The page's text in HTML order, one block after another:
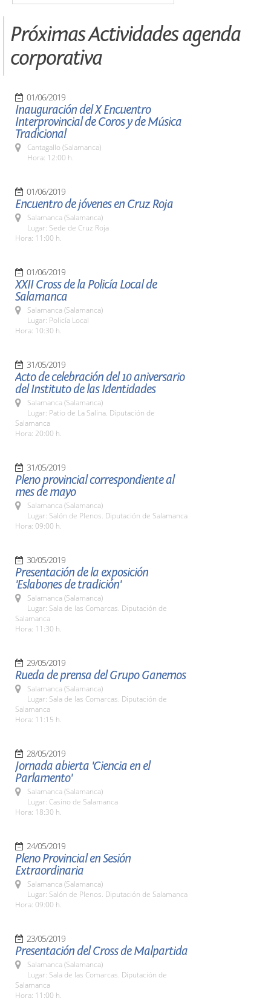
Próximas Actividades agenda
corporativa
01/06/2019
Inauguración del X Encuentro
Interprovincial de Coros y de Música
Tradicional
Cantagallo (Salamanca)
Hora: 12:00 h.
01/06/2019
Encuentro de jóvenes en Cruz Roja
Salamanca (Salamanca)
Lugar: Sede de Cruz Roja
Hora: 11:00 h.
01/06/2019
XXII Cross de la Policía Local de
Salamanca
Salamanca (Salamanca)
Lugar: Policía Local
Hora: 10:30 h.
31/05/2019
Acto de celebración del 10 aniversario
del Instituto de las Identidades
Salamanca (Salamanca)
Lugar: Patio de La Salina. Diputación de
Salamanca
Hora: 20:00 h.
31/05/2019
Pleno provincial correspondiente al
mes de mayo
Salamanca (Salamanca)
Lugar: Salón de Plenos. Diputación de Salamanca
Hora: 09:00 h.
30/05/2019
Presentación de la exposición
'Eslabones de tradición'
Salamanca (Salamanca)
Lugar: Sala de las Comarcas. Diputación de
Salamanca
Hora: 11:30 h.
29/05/2019
Rueda de prensa del Grupo Ganemos
Salamanca (Salamanca)
Lugar: Sala de las Comarcas. Diputación de
Salamanca
Hora: 11:15 h.
28/05/2019
Jornada abierta 'Ciencia en el
Parlamento'
Salamanca (Salamanca)
Lugar: Casino de Salamanca
Hora: 18:30 h.
24/05/2019
Pleno Provincial en Sesión
Extraordinaria
Salamanca (Salamanca)
Lugar: Salón de Plenos. Diputación de Salamanca
Hora: 09:00 h.
23/05/2019
Presentación del Cross de Malpartida
Salamanca (Salamanca)
Lugar: Sala de las Comarcas. Diputación de
Salamanca
Hora: 11:00 h.